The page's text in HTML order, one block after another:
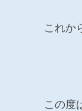
これか
この度